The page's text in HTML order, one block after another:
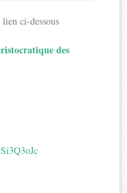
ci-dessous
des